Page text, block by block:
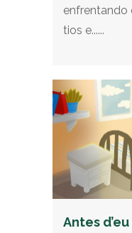
enfrentando
tios e......
Antes